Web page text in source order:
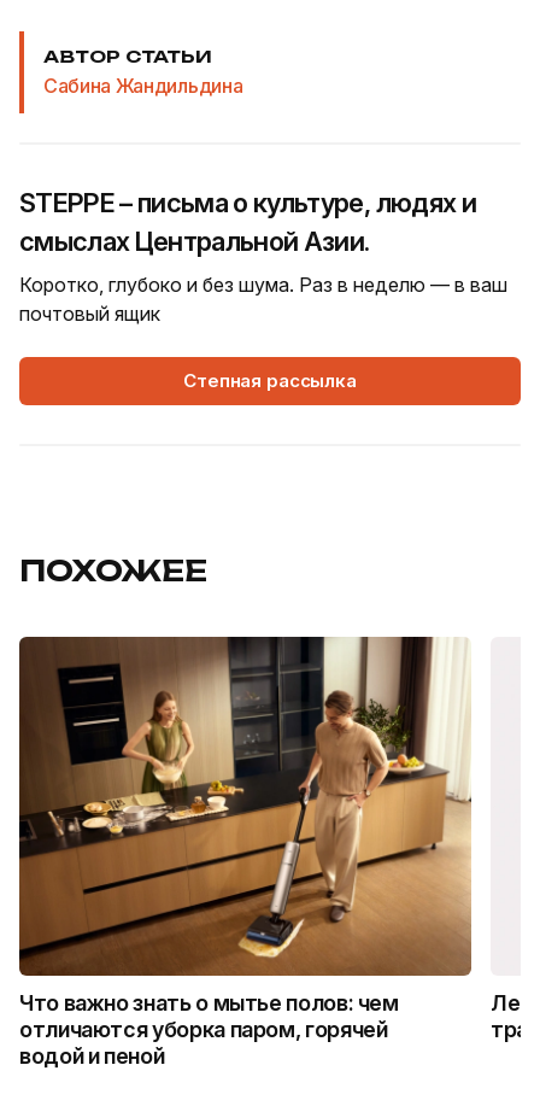
АВТОР СТАТЬИ
Сабина Жандильдина
STEPPE – письма о культуре, людях и
смыслах Центральной Азии.
Коротко, глубоко и без шума. Раз в неделю — в ваш
почтовый ящик
Степная рассылка
ПОХОЖЕЕ
Что важно знать о мытье полов: чем
отличаются уборка паром, горячей
водой и пеной